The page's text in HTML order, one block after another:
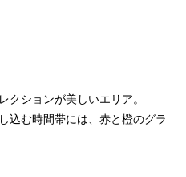
クションが美しいエリア。
込む時間帯には、赤と橙のグラ